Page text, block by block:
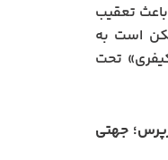
تعقیب
است به
تحت
جهتی